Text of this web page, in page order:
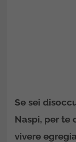
Se sei
Naspi, per te
vivere